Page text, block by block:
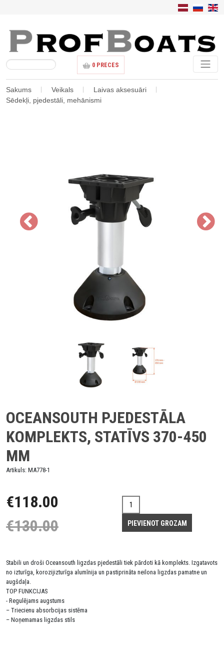
0 PRECES
Sakums Veikals
Laivas aksesuāri
Sēdekļi, pjedestāli, mehānismi
OCEANSOUTH PJEDESTĀLA
KOMPLEKTS, STATĪVS 370-450
MM
Artikuls: MA778-1
€118.00
€130.00
Stabili un droši Oceansouth ligzdas pjedestāli tiek pārdoti kā komplekts. Izgatavots
no izturīga, korozijizturīga alumīnija un pastiprināta neilona ligzdas pamatne un
augšdaļa.
TOP FUNKCIJAS
- Regulējams augstums
– Triecienu absorbcijas sistēma
– Noņemamas ligzdas stils